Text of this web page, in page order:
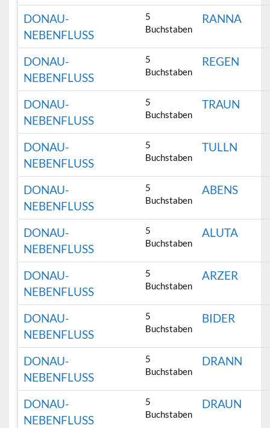
DONAU-
NEBENFLUSS
5
Buchstaben
RANNA
DONAU-
NEBENFLUSS
5
Buchstaben
REGEN
DONAU-
NEBENFLUSS
5
Buchstaben
TRAUN
DONAU-
NEBENFLUSS
5
Buchstaben
TULLN
DONAU-
NEBENFLUSS
5
Buchstaben
ABENS
DONAU-
NEBENFLUSS
5
Buchstaben
ALUTA
DONAU-
NEBENFLUSS
5
Buchstaben
ARZER
DONAU-
NEBENFLUSS
5
Buchstaben
BIDER
DONAU-
NEBENFLUSS
5
Buchstaben
DRANN
DONAU-
NEBENFLUSS
5
Buchstaben
DRAUN